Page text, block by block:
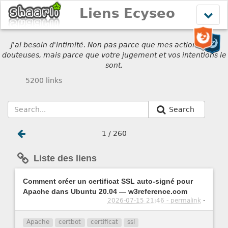
le
menu
Liens Ecyseo
J'ai besoin d'intimité. Non pas parce que mes actions sont
douteuses, mais parce que votre jugement et vos intentions le
sont.
5200 links
Search
1 / 260
Liste des liens
Comment créer un certificat SSL auto-signé pour
Apache dans Ubuntu 20.04 — w3reference.com
2026-07-15 21:46 - permalink -
Apache certbot certificat ssl